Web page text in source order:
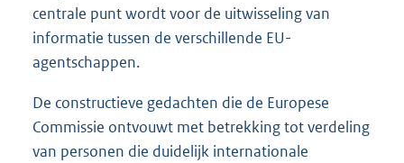
centrale punt wordt voor de uitwisseling van
informatie tussen de verschillende EU-
agentschappen.
De constructieve gedachten die de Europese
Commissie ontvouwt met betrekking tot verdeling
van personen die duidelijk internationale